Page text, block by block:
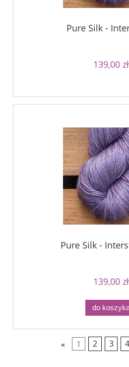
Pure Silk -
139,00 zł
Pure Silk -
139,00 zł
do
« 1 2 3 4